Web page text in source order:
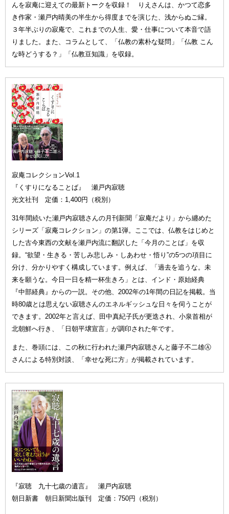
んを寂庵に迎えての最新トークを収録！ りえさんは、かつて恋多
き作家・瀬戸内晴美の半生から得度までを演じた、浅からぬご縁。
３年半ぶりの寂庵で、これまでの人生、愛・仕事について本音で語
りました。また、コラムとして、「仏教の素朴な疑問」「仏教 こん
な時どうする？」「仏教豆知識」を収録。
寂庵コレクションVol.1
『くすりになることば』 瀬戸内寂聴
光文社刊 定価：1,400円（税別）
31年間続いた瀬戸内寂聴さんの月刊新聞「寂庵だより」から纏めた
シリーズ「寂庵コレクション」の第1弾。ここでは、仏教をはじめと
した古今東西の文献を瀬戸内流に翻訳した「今月のことば」を収
録。“欲望・生きる・苦しみ悲しみ・しあわせ・悟り”の5つの項目に
分け、分かりやすく構成しています。例えば、「過去を追うな。未
来を願うな。今日一日を精一杯生きろ」とは、インド・原始経典
『中部経典』からの一説。その他、2002年の1年間の日記を掲載。当
時80歳とは思えない寂聴さんのエネルギッシュな日々を伺うことが
できます。2002年と言えば、田中真紀子氏が更迭され、小泉首相が
北朝鮮へ行き、「日朝平壌宣言」が調印された年です。
また、巻頭には、この秋に行われた瀬戸内寂聴さんと藤子不二雄Ⓐ
さんによる特別対談、「幸せな死に方」が掲載されています。
『寂聴 九十七歳の遺言』 瀬戸内寂聴
朝日新書 朝日新聞出版刊 定価：750円（税別）